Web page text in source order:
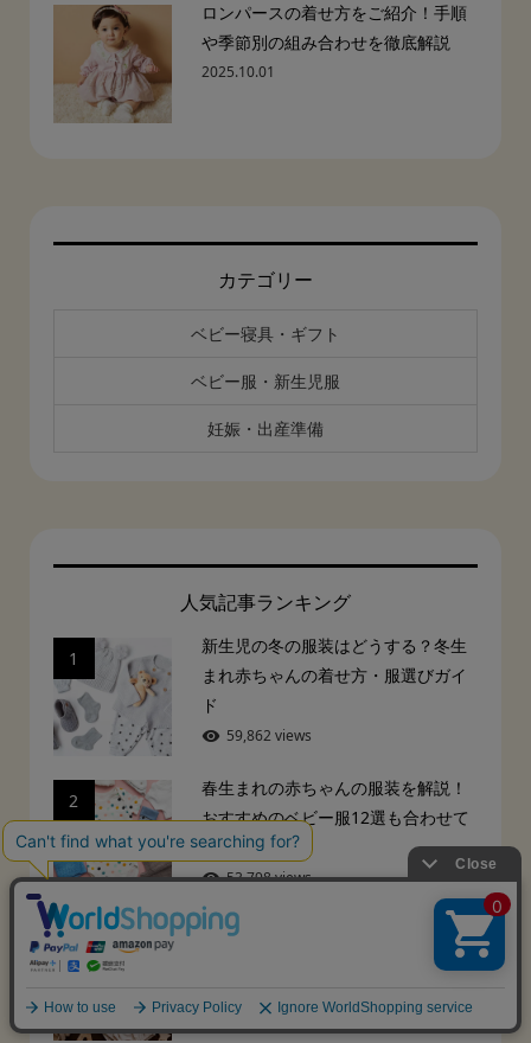
ロンパースの着せ方をご紹介！手順
や季節別の組み合わせを徹底解説
2025.10.01
カテゴリー
ベビー寝具・ギフト
ベビー服・新生児服
妊娠・出産準備
人気記事ランキング
1
新生児の冬の服装はどうする？冬生
まれ赤ちゃんの着せ方・服選びガイ
ド
59,862 views
2
春生まれの赤ちゃんの服装を解説！
おすすめのベビー服12選も合わせて
ご...
53,798 views
3
秋生まれの赤ちゃんの服装を徹底解
説！室内・外出時の着せ方ガイド付
48,389 views